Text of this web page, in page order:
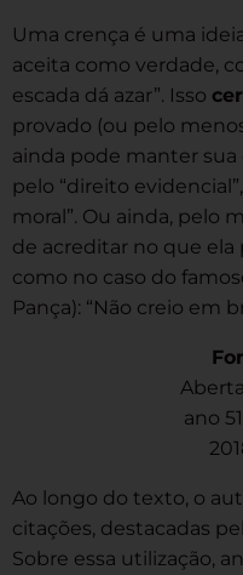
Uma crença é uma
aceita como verdade,
escada dá azar”. Isso
provado (ou pelo
ainda pode manter sua
pelo “direito
moral”. Ou ainda, pelo
de acreditar no que ela
como no caso do
Pança): “Não creio em
ano
Ao longo do texto, o
citações, destacadas
Sobre essa utilização,